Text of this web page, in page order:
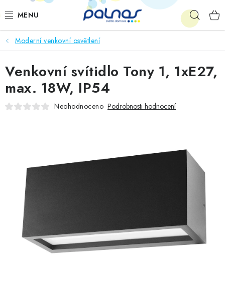
na
OSVĚTLENÍ INTERIÉRU
LED
VENKOVNÍ OSVĚTLENÍ
KE STAŽENÍ
Moderní venkovní osvětlení
Venkovní svítidlo Tony 1, 1xE27,
max. 18W, IP54
Neohodnoceno Podrobnosti hodnocení